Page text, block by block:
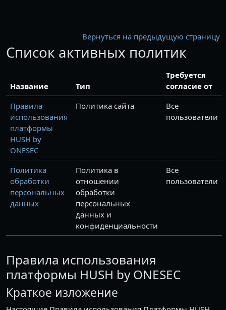
Вернуться на предыдущую страницу
Список активных политик
Название Тип
Требуется
согласие от
Правила
использования
платформы
HUSH by
ONESEC
Политика сайта
Все
пользователи
Политика
обработки
персональных
данных
Политика в
отношении
обработки
персональных
данных и
конфиденциальности
Все
пользователи
Правила использования
платформы HUSH by ONESEC
Краткое изложение